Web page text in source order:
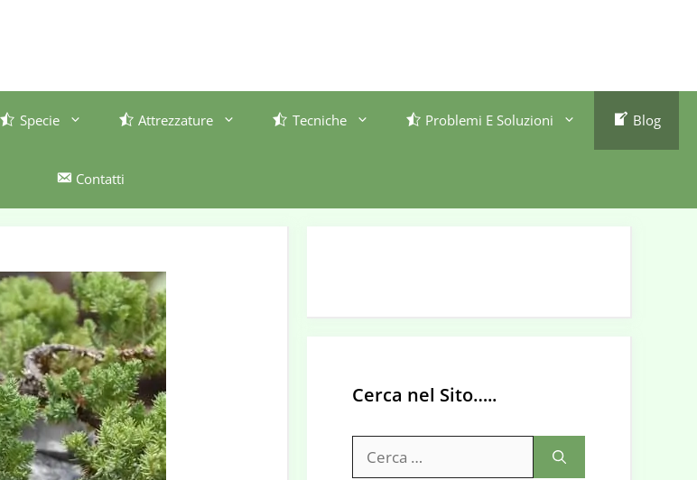
Specie Attrezzature Tecniche Problemi E Soluzioni Blog
Contatti
Cerca nel Sito…..
per: